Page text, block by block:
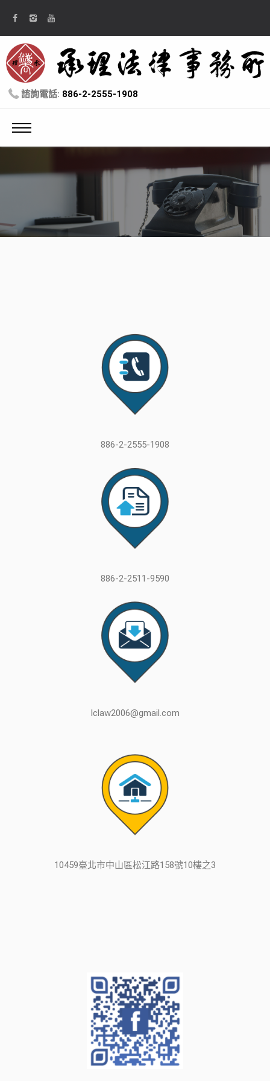
諮詢電話: 886-2-2555-1908
886-2-2555-1908
886-2-2511-9590
lclaw2006@gmail.com
10459臺北市中山區松江路158號10樓之3